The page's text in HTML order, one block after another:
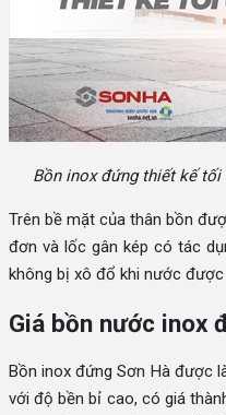
Bồn inox đứng thiết kế
Trên bề mặt của thân bồn
đơn và lốc gân kép có tác
không bị xô đổ khi nước
Giá bồn nước inox
Bồn inox đứng Sơn Hà được
với độ bền bỉ cao, có giá